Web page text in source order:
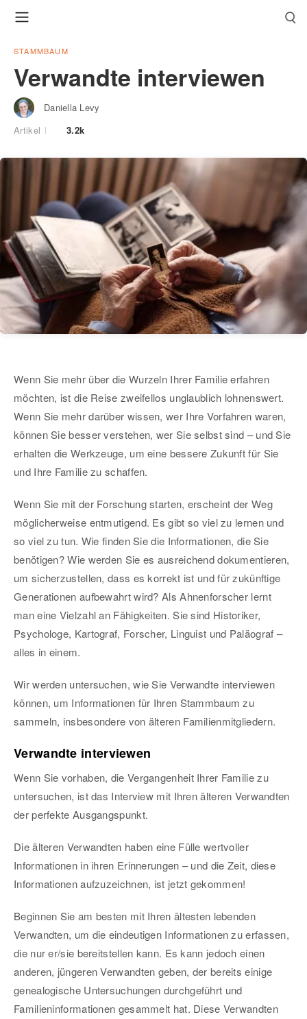
STAMMBAUM
Verwandte interviewen
Daniella Levy
Artikel
3.2k
Wenn Sie mehr über die Wurzeln Ihrer Familie erfahren
möchten, ist die Reise zweifellos unglaublich lohnenswert.
Wenn Sie mehr darüber wissen, wer Ihre Vorfahren waren,
können Sie besser verstehen, wer Sie selbst sind – und Sie
erhalten die Werkzeuge, um eine bessere Zukunft für Sie
und Ihre Familie zu schaffen.
Wenn Sie mit der Forschung starten, erscheint der Weg
möglicherweise entmutigend. Es gibt so viel zu lernen und
so viel zu tun. Wie finden Sie die Informationen, die Sie
benötigen? Wie werden Sie es ausreichend dokumentieren,
um sicherzustellen, dass es korrekt ist und für zukünftige
Generationen aufbewahrt wird? Als Ahnenforscher lernt
man eine Vielzahl an Fähigkeiten. Sie sind Historiker,
Psychologe, Kartograf, Forscher, Linguist und Paläograf –
alles in einem.
Wir werden untersuchen, wie Sie Verwandte interviewen
können, um Informationen für Ihren Stammbaum zu
sammeln, insbesondere von älteren Familienmitgliedern.
Verwandte interviewen
Wenn Sie vorhaben, die Vergangenheit Ihrer Familie zu
untersuchen, ist das Interview mit Ihren älteren Verwandten
der perfekte Ausgangspunkt.
Die älteren Verwandten haben eine Fülle wertvoller
Informationen in ihren Erinnerungen – und die Zeit, diese
Informationen aufzuzeichnen, ist jetzt gekommen!
Beginnen Sie am besten mit Ihren ältesten lebenden
Verwandten, um die eindeutigen Informationen zu erfassen,
die nur er/sie bereitstellen kann. Es kann jedoch einen
anderen, jüngeren Verwandten geben, der bereits einige
genealogische Untersuchungen durchgeführt und
Familieninformationen gesammelt hat. Diese Verwandten